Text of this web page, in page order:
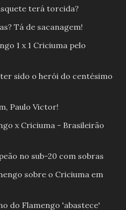
terá torcida?
Tá de sacanagem!
1 x 1 Criciuma pelo
sido o herói do centésimo
Paulo Victor!
x Criciuma - Brasileirão
no sub-20 com sobras
sobre o Criciuma em
do Flamengo 'abastece'